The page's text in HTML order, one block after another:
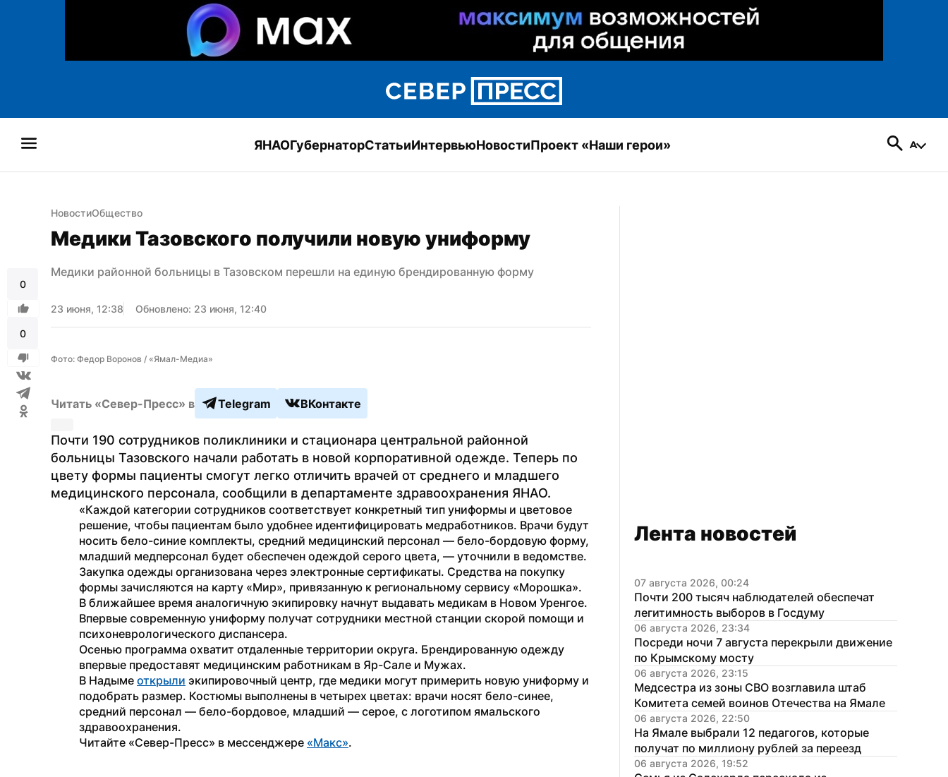
ЯНАОГубернаторСтатьиИнтервьюНовостиПроект «Наши герои»
0
0
НовостиОбщество
Медики Тазовского получили новую униформу
Медики районной больницы в Тазовском перешли на единую брендированную форму
23 июня, 12:38 Обновлено: 23 июня, 12:40
Фото: Федор Воронов / «Ямал-Медиа»
Читать «Север-Пресс» в Telegram ВКонтакте
Почти 190 сотрудников поликлиники и стационара центральной районной
больницы Тазовского начали работать в новой корпоративной одежде. Теперь по
цвету формы пациенты смогут легко отличить врачей от среднего и младшего
медицинского персонала, сообщили в департаменте здравоохранения ЯНАО.
«Каждой категории сотрудников соответствует конкретный тип униформы и цветовое
решение, чтобы пациентам было удобнее идентифицировать медработников. Врачи будут
носить бело-синие комплекты, средний медицинский персонал — бело-бордовую форму,
младший медперсонал будет обеспечен одеждой серого цвета, — уточнили в ведомстве.
Закупка одежды организована через электронные сертификаты. Средства на покупку
формы зачисляются на карту «Мир», привязанную к региональному сервису «Морошка».
В ближайшее время аналогичную экипировку начнут выдавать медикам в Новом Уренгое.
Впервые современную униформу получат сотрудники местной станции скорой помощи и
психоневрологического диспансера.
Осенью программа охватит отдаленные территории округа. Брендированную одежду
впервые предоставят медицинским работникам в Яр-Сале и Мужах.
В Надыме открыли экипировочный центр, где медики могут примерить новую униформу и
подобрать размер. Костюмы выполнены в четырех цветах: врачи носят бело-синее,
средний персонал — бело-бордовое, младший — серое, с логотипом ямальского
здравоохранения.
Читайте «Север-Пресс» в мессенджере «Макс».
Лента новостей
07 августа 2026, 00:24
Почти 200 тысяч наблюдателей обеспечат
легитимность выборов в Госдуму
06 августа 2026, 23:34
Посреди ночи 7 августа перекрыли движение
по Крымскому мосту
06 августа 2026, 23:15
Медсестра из зоны СВО возглавила штаб
Комитета семей воинов Отечества на Ямале
06 августа 2026, 22:50
На Ямале выбрали 12 педагогов, которые
получат по миллиону рублей за переезд
06 августа 2026, 19:52